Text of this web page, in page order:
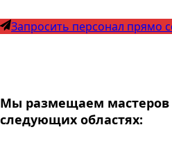
Запросить персонал прямо
Мы размещаем
следующих областях: